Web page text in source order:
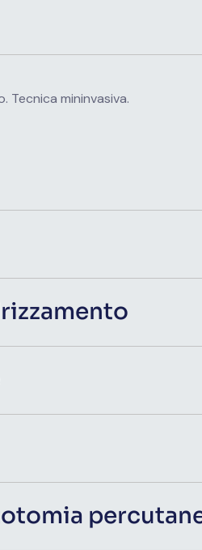
Tecnica mininvasiva.